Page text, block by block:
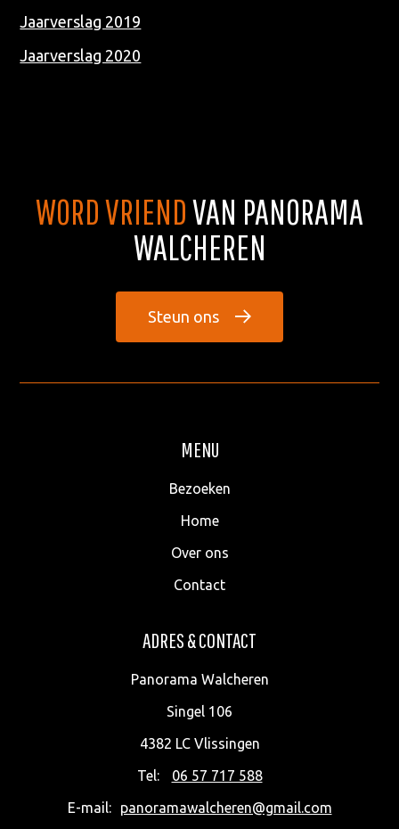
Jaarverslag 2019
Jaarverslag 2020
WORD VRIENDVAN PANORAMA
WALCHEREN
Steun ons
MENU
Bezoeken
Home
Over ons
Contact
ADRES & CONTACT
Panorama Walcheren
Singel 106
4382 LC Vlissingen
Tel:
06 57 717 588
E-mail:
panoramawalcheren@gmail.com